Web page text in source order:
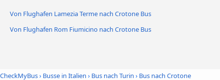
Von Flughafen Lamezia Terme nach Crotone Bus
Von Flughafen Rom Fiumicino nach Crotone Bus
CheckMyBus› Busse in Italien › Bus nach Turin › Bus nach Crotone